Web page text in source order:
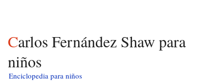
Carlos Fernández Shaw para
niños
Enciclopedia para niños